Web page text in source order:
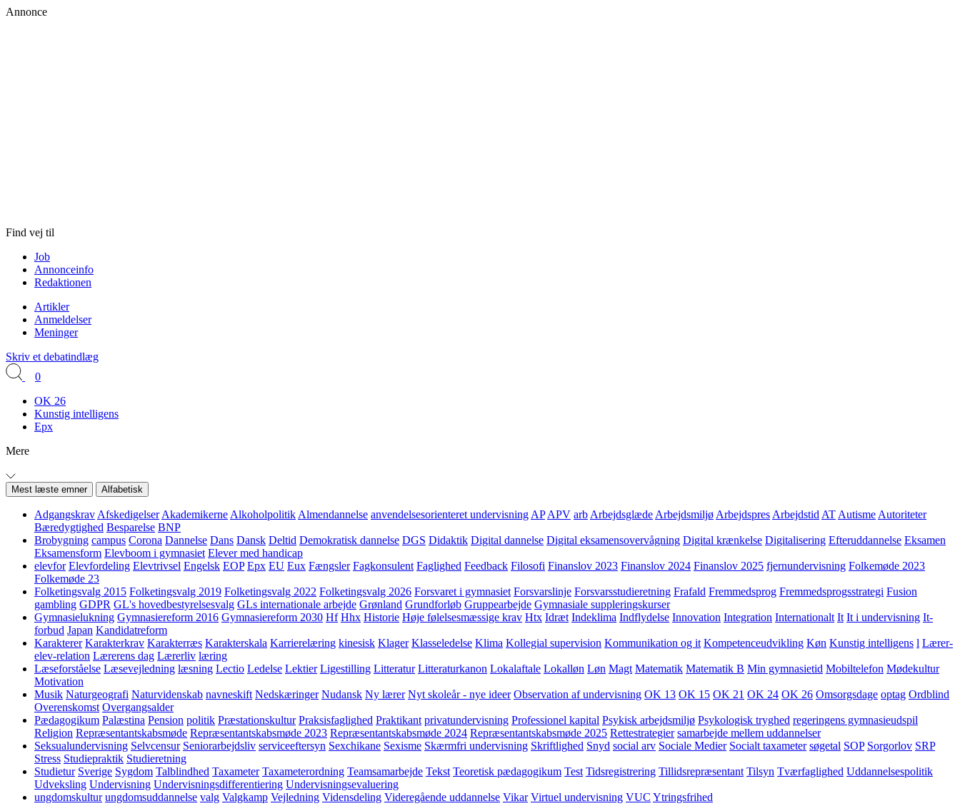
Annonce
Find vej til
Job
Annonceinfo
Redaktionen
Artikler
Anmeldelser
Meninger
Skriv et debatindlæg
0
OK 26
Kunstig intelligens
Epx
Mere
Mest læste emner Alfabetisk
Adgangskrav Afskedigelser Akademikerne Alkoholpolitik Almendannelse anvendelsesorienteret undervisning AP APV arb Arbejdsglæde Arbejdsmiljø Arbejdspres Arbejdstid AT Autisme Autoriteter
Bæredygtighed Besparelse BNP
Brobygning campus Corona Dannelse Dans Dansk Deltid Demokratisk dannelse DGS Didaktik Digital dannelse Digital eksamensovervågning Digital krænkelse Digitalisering Efteruddannelse Eksamen
Eksamensform Elevboom i gymnasiet Elever med handicap
elevfor Elevfordeling Elevtrivsel Engelsk EOP Epx EU Eux Fængsler Fagkonsulent Faglighed Feedback Filosofi Finanslov 2023 Finanslov 2024 Finanslov 2025 fjernundervisning Folkemøde 2023
Folkemøde 23
Folketingsvalg 2015 Folketingsvalg 2019 Folketingsvalg 2022 Folketingsvalg 2026 Forsvaret i gymnasiet Forsvarslinje Forsvarsstudieretning Frafald Fremmedsprog Fremmedsprogsstrategi Fusion
gambling GDPR GL's hovedbestyrelsesvalg GLs internationale arbejde Grønland Grundforløb Gruppearbejde Gymnasiale suppleringskurser
Gymnasielukning Gymnasiereform 2016 Gymnasiereform 2030 Hf Hhx Historie Høje følelsesmæssige krav Htx Idræt Indeklima Indflydelse Innovation Integration Internationalt It It i undervisning It-
forbud Japan Kandidatreform
Karakterer Karakterkrav Karakterræs Karakterskala Karrierelæring kinesisk Klager Klasseledelse Klima Kollegial supervision Kommunikation og it Kompetenceudvikling Køn Kunstig intelligens l Lærer-
elev-relation Lærerens dag Lærerliv læring
Læseforståelse Læsevejledning læsning Lectio Ledelse Lektier Ligestilling Litteratur Litteraturkanon Lokalaftale Lokalløn Løn Magt Matematik Matematik B Min gymnasietid Mobiltelefon Mødekultur
Motivation
Musik Naturgeografi Naturvidenskab navneskift Nedskæringer Nudansk Ny lærer Nyt skoleår - nye ideer Observation af undervisning OK 13 OK 15 OK 21 OK 24 OK 26 Omsorgsdage optag Ordblind
Overenskomst Overgangsalder
Pædagogikum Palæstina Pension politik Præstationskultur Praksisfaglighed Praktikant privatundervisning Professionel kapital Psykisk arbejdsmiljø Psykologisk tryghed regeringens gymnasieudspil
Religion Repræsentantskabsmøde Repræsentantskabsmøde 2023 Repræsentantskabsmøde 2024 Repræsentantskabsmøde 2025 Rettestrategier samarbejde mellem uddannelser
Seksualundervisning Selvcensur Seniorarbejdsliv serviceeftersyn Sexchikane Sexisme Skærmfri undervisning Skriftlighed Snyd social arv Sociale Medier Socialt taxameter søgetal SOP Sorgorlov SRP
Stress Studiepraktik Studieretning
Studietur Sverige Sygdom Talblindhed Taxameter Taxameterordning Teamsamarbejde Tekst Teoretisk pædagogikum Test Tidsregistrering Tillidsrepræsentant Tilsyn Tværfaglighed Uddannelsespolitik
Udveksling Undervisning Undervisningsdifferentiering Undervisningsevaluering
ungdomskultur ungdomsuddannelse valg Valgkamp Vejledning Vidensdeling Videregående uddannelse Vikar Virtuel undervisning VUC Ytringsfrihed